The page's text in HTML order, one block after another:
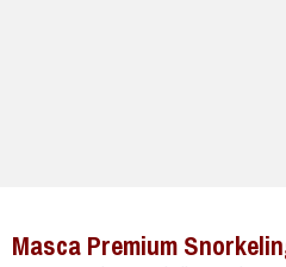
Masca Premium